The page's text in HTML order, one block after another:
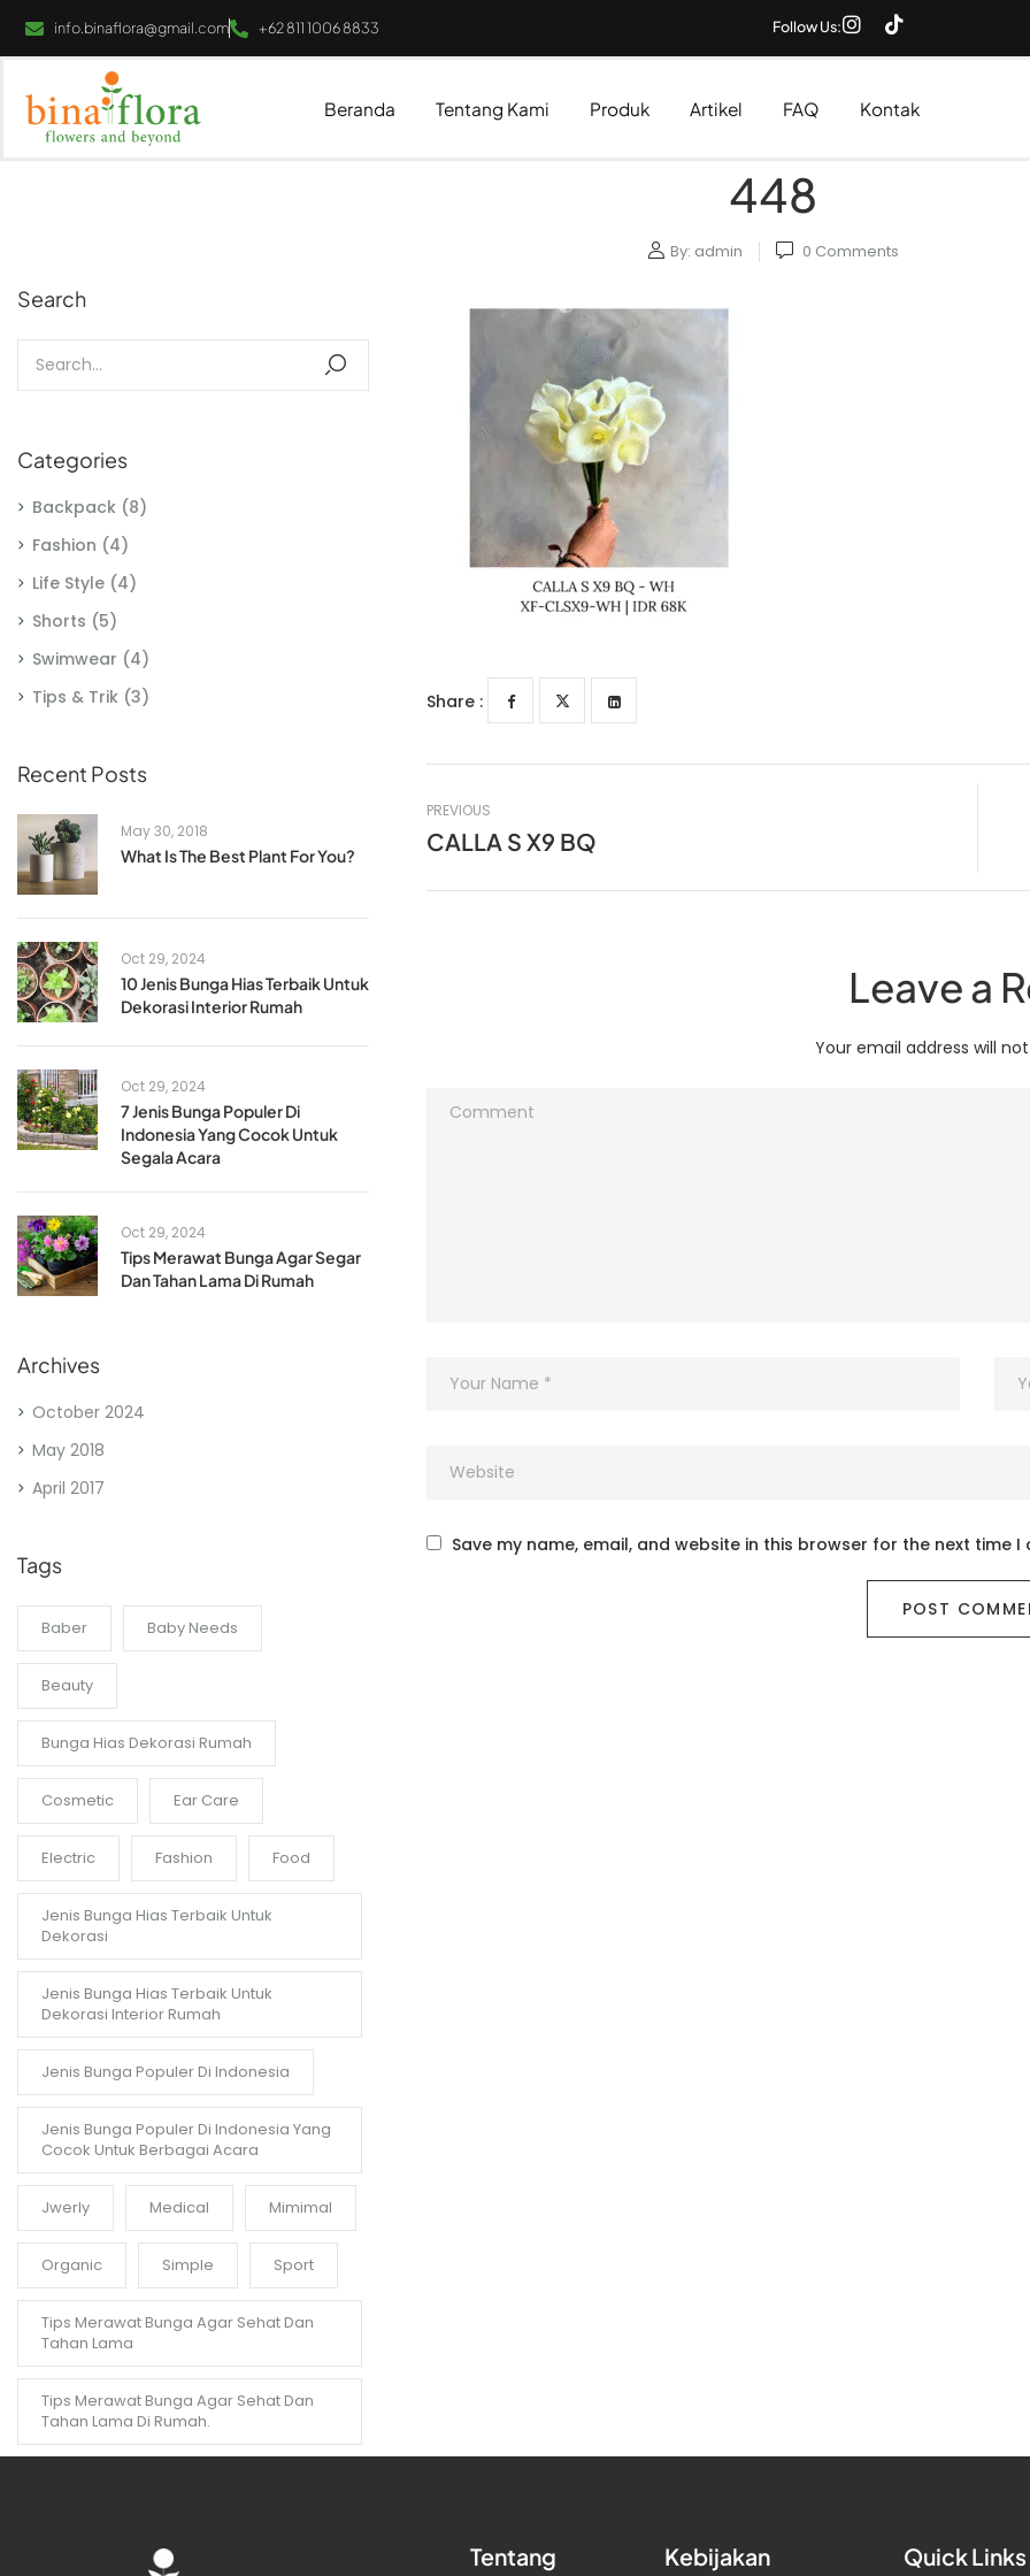
info.binaflora@gmail.com +62 811 1006 8833 Follow Us:
Beranda Tentang Kami Produk Artikel FAQ Kontak
448
By: admin 0 Comments
Search
Categories
Backpack (8)
Fashion (4)
Life Style (4)
Shorts (5)
Swimwear (4)
Tips & Trik (3)
Recent Posts
May 30, 2018
What Is The Best Plant For You?
Oct 29, 2024
10 Jenis Bunga Hias Terbaik Untuk
Dekorasi Interior Rumah
Oct 29, 2024
7 Jenis Bunga Populer Di
Indonesia Yang Cocok Untuk
Segala Acara
Oct 29, 2024
Tips Merawat Bunga Agar Segar
Dan Tahan Lama Di Rumah
Archives
October 2024
May 2018
April 2017
Tags
Baber Baby Needs
Beauty
Bunga Hias Dekorasi Rumah
Cosmetic Ear Care
Electric Fashion Food
Jenis Bunga Hias Terbaik Untuk
Dekorasi
Jenis Bunga Hias Terbaik Untuk
Dekorasi Interior Rumah
Jenis Bunga Populer Di Indonesia
Jenis Bunga Populer Di Indonesia Yang
Cocok Untuk Berbagai Acara
Jwerly Medical Mimimal
Organic Simple Sport
Tips Merawat Bunga Agar Sehat Dan
Tahan Lama
Tips Merawat Bunga Agar Sehat Dan
Tahan Lama Di Rumah.
Share :
PREVIOUS
CALLA S X9 BQ
Leave a
Your email address will
Save my name, email, and website in this browser for the next time I
Tentang Kebijakan Quick Links